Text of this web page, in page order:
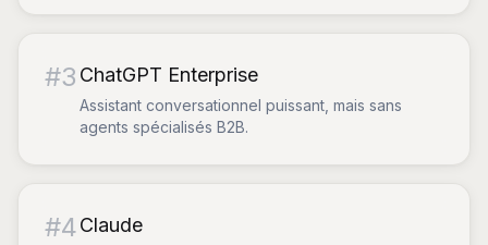
#3 ChatGPT Enterprise
Assistant conversationnel puissant, mais sans
agents spécialisés B2B.
#4Claude